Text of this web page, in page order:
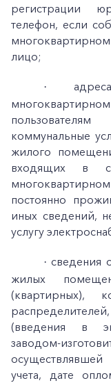
регистрации
телефон, если
лицо;
·
коммунальные
жилого
входящих в
постоянно
иных сведений,
услугу
· сведения
жилых
(квартирных),
(введения в
заводом-
учета, дате